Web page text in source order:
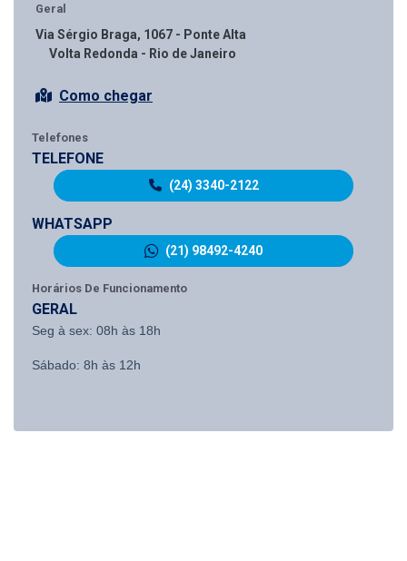
Geral
Via Sérgio Braga, 1067 - Ponte Alta
Volta Redonda - Rio de Janeiro
Como chegar
Telefones
TELEFONE
(24) 3340-2122
WHATSAPP
(21) 98492-4240
Horários De Funcionamento
GERAL
Seg à sex: 08h às 18h
Sábado: 8h às 12h